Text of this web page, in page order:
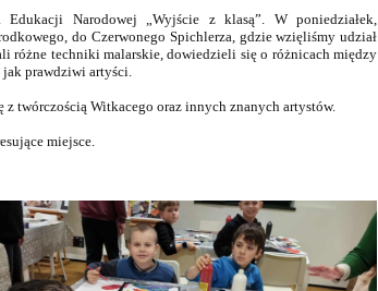
Narodowej „Wyjście z klasą”. W poniedziałek,
do Czerwonego Spichlerza, gdzie wzięliśmy udział
różne techniki malarskie, dowiedzieli się o różnicach między
jak prawdziwi artyści.
twórczością Witkacego oraz innych znanych artystów.
miejsce.